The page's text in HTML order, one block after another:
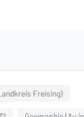
Freising)